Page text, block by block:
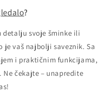
?
detalju svoje šminke ili
je vaš najbolji saveznik. Sa
i praktičnim funkcijama,
čekajte – unapredite